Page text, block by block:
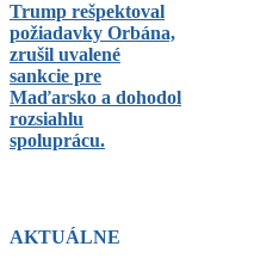
Trump rešpektoval
požiadavky Orbána,
zrušil uvalené
sankcie pre
Maďarsko a dohodol
rozsiahlu
spoluprácu.
AKTUÁLNE